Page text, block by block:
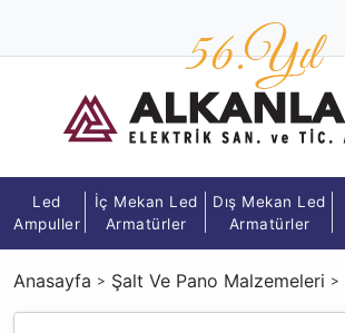
Led
Ampuller
İç Mekan Led
Armatürler
Dış Mekan Led
Armatürler
Anasayfa Şalt Ve Pano Malzemeleri